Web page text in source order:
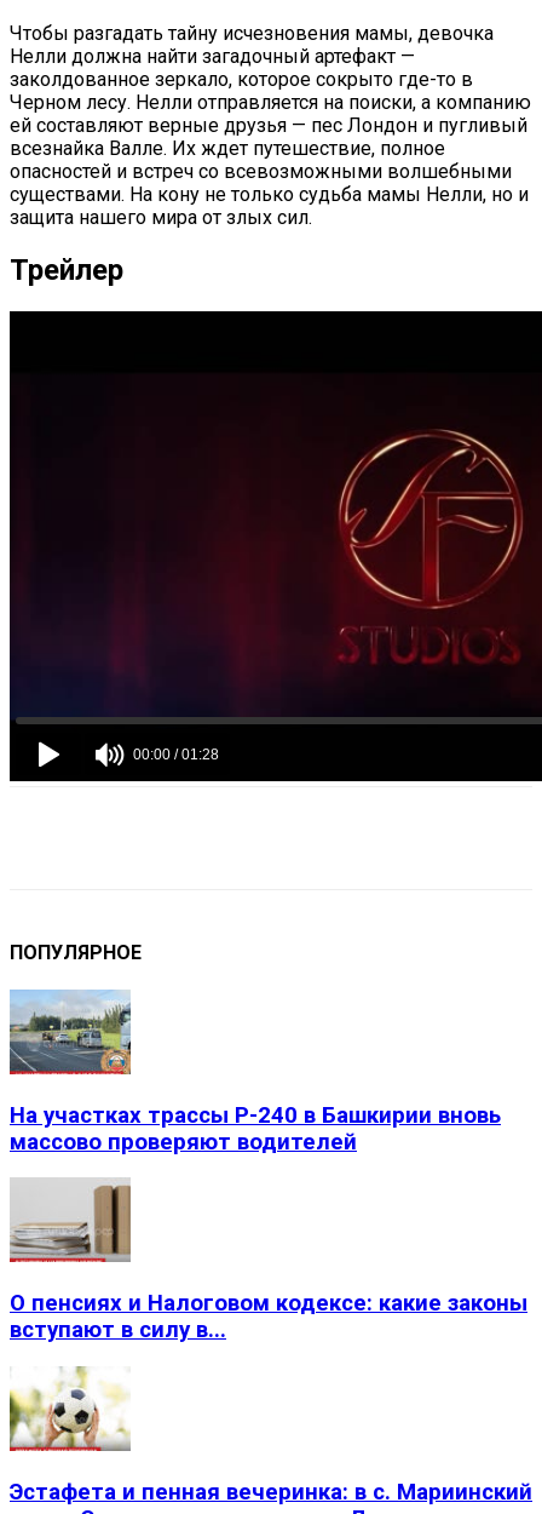
Чтобы разгадать тайну исчезновения мамы, девочка
Нелли должна найти загадочный артефакт —
заколдованное зеркало, которое сокрыто где-то в
Черном лесу. Нелли отправляется на поиски, а компанию
ей составляют верные друзья — пес Лондон и пугливый
всезнайка Валле. Их ждет путешествие, полное
опасностей и встреч со всевозможными волшебными
существами. На кону не только судьба мамы Нелли, но и
защита нашего мира от злых сил.
Трейлер
ПОПУЛЯРНОЕ
На участках трассы Р-240 в Башкирии вновь
массово проверяют водителей
О пенсиях и Налоговом кодексе: какие законы
вступают в силу в...
Эстафета и пенная вечеринка: в с. Мариинский